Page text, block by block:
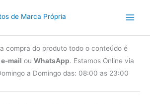
compra do produto todo o conteúdo é
mail ou WhatsApp. Estamos Online via
a Domingo das: 08:00 as 23:00